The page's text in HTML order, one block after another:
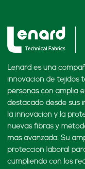
Lenard es una
innovación de tejidos
personas con amplia
destacado desde sus
la innovación y la
nuevas fibras y
más avanzada. Su
protección laboral
cumpliendo con los